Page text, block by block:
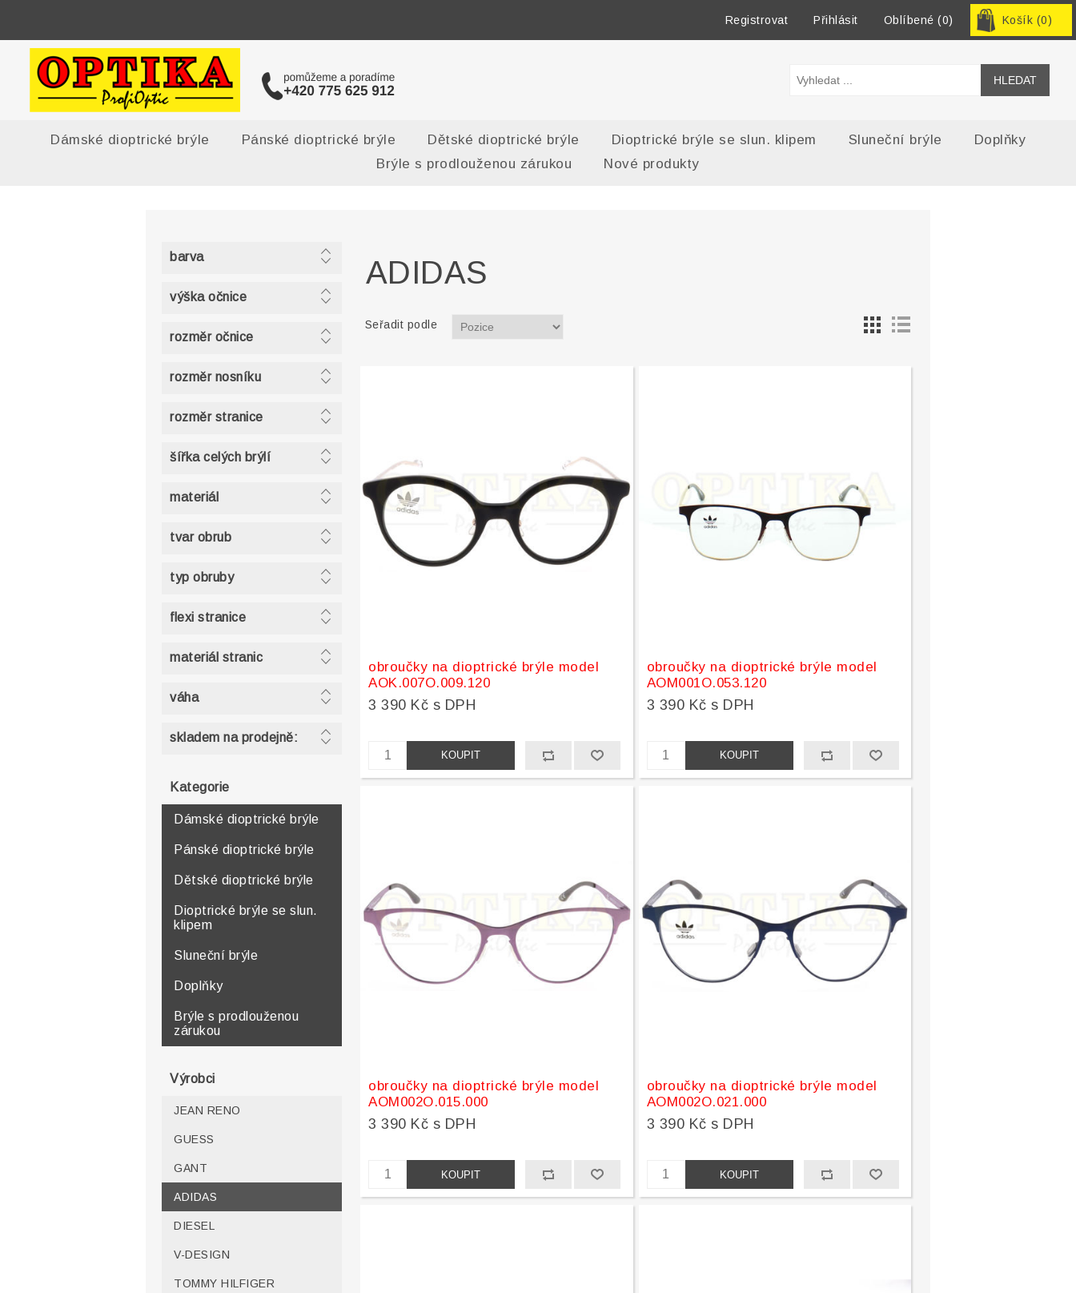
Registrovat Přihlásit Oblíbené (0) Košík (0)
Dámské dioptrické brýle Pánské dioptrické brýle Dětské dioptrické brýle Dioptrické brýle se slun. klipem Sluneční brýle
Doplňky
Brýle s prodlouženou zárukou
Nové produkty
barva
výška očnice
rozměr očnice
rozměr nosníku
rozměr stranice
šířka celých brýlí
materiál
tvar obrub
typ obruby
flexi stranice
materiál stranic
váha
skladem na prodejně:
Kategorie
Dámské dioptrické brýle
Pánské dioptrické brýle
Dětské dioptrické brýle
Dioptrické brýle se slun.
klipem
Sluneční brýle
Doplňky
Brýle s prodlouženou
zárukou
Výrobci
JEAN RENO
GUESS
GANT
ADIDAS
DIESEL
V-DESIGN
TOMMY HILFIGER
ADIDAS
Seřadit podle
obroučky na dioptrické brýle model
AOK.007O.009.120
3 390 Kč s DPH
obroučky na dioptrické brýle model
AOM001O.053.120
3 390 Kč s DPH
obroučky na dioptrické brýle model
AOM002O.015.000
3 390 Kč s DPH
obroučky na dioptrické brýle model
AOM002O.021.000
3 390 Kč s DPH